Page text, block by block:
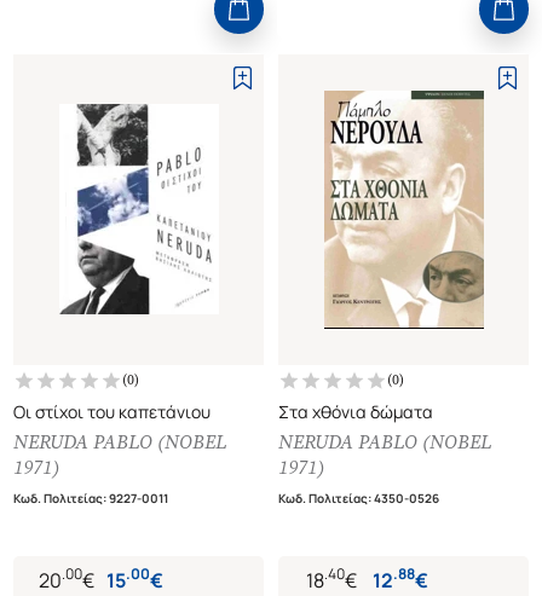
(0)
Οι στίχοι του καπετάνιου
NERUDA PABLO (NOBEL
1971)
Κωδ. Πολιτείας:9227-0011
20.00€ 15.00€
(0)
Στα χθόνια δώματα
NERUDA PABLO (NOBEL
1971)
Κωδ. Πολιτείας:4350-0526
18.40€ 12.88€